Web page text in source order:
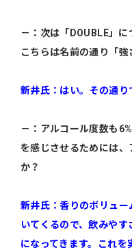
－：次は「DOUBLE」に
こちらは名前の通り「
新井氏：はい。その通り
－：アルコール度数も
を感じさせるためには
か？
新井氏：香りのボリュー
いてくるので、飲みや
になってきます。これを